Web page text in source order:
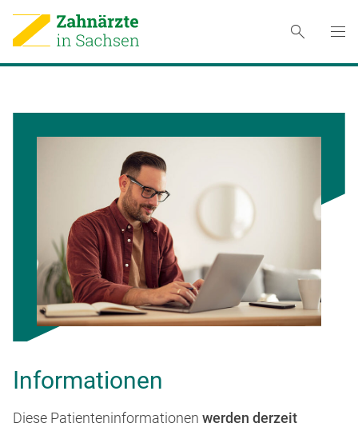
Informationen
Diese Patienteninformationen werden derzeit